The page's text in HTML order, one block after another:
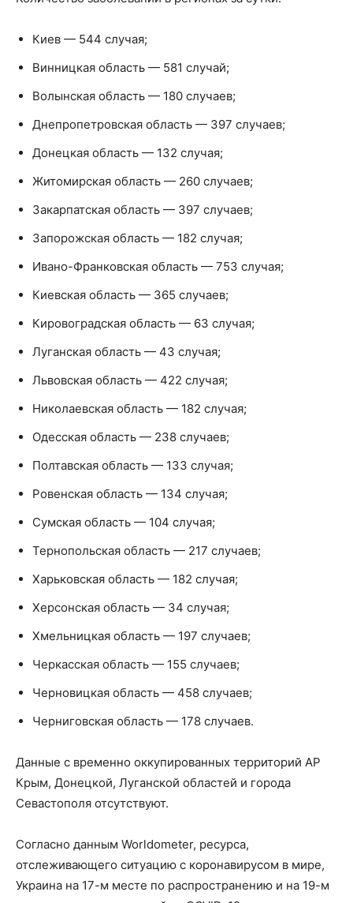
Киев — 544 случая;
Винницкая область — 581 случай;
Волынская область — 180 случаев;
Днепропетровская область — 397 случаев;
Донецкая область — 132 случая;
Житомирская область — 260 случаев;
Закарпатская область — 397 случаев;
Запорожская область — 182 случая;
Ивано-Франковская область — 753 случая;
Киевская область — 365 случаев;
Кировоградская область — 63 случая;
Луганская область — 43 случая;
Львовская область — 422 случая;
Николаевская область — 182 случая;
Одесская область — 238 случаев;
Полтавская область — 133 случая;
Ровенская область — 134 случая;
Сумская область — 104 случая;
Тернопольская область — 217 случаев;
Харьковская область — 182 случая;
Херсонская область — 34 случая;
Хмельницкая область — 197 случаев;
Черкасская область — 155 случаев;
Черновицкая область — 458 случаев;
Черниговская область — 178 случаев.
Данные с временно оккупированных территорий АР
Крым, Донецкой, Луганской областей и города
Севастополя отсутствуют.
Согласно данным Worldometer, ресурса,
отслеживающего ситуацию с коронавирусом в мире,
Украина на 17-м месте по распространению и на 19-м